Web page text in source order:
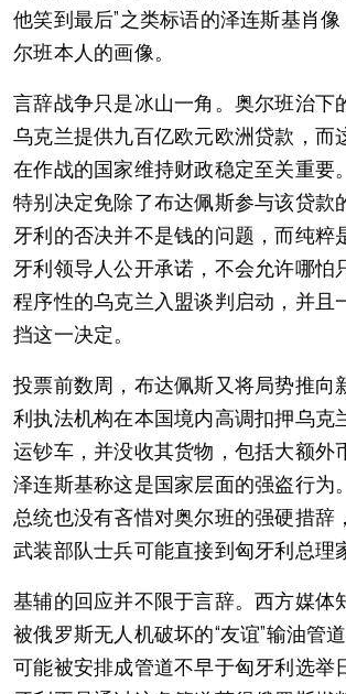
他笑到最后”之类标语的泽连斯基肖
尔班本人的画像。
言辞战争只是冰山一角。奥尔班治下
乌克兰提供九百亿欧元欧洲贷款，而
在作战的国家维持财政稳定至关重要
特别决定免除了布达佩斯参与该贷款
牙利的否决并不是钱的问题，而纯粹
牙利领导人公开承诺，不会允许哪怕
程序性的乌克兰入盟谈判启动，并且
挡这一决定。
投票前数周，布达佩斯又将局势推向
利执法机构在本国境内高调扣押乌克
运钞车，并没收其货物，包括大额外
泽连斯基称这是国家层面的强盗行为
总统也没有吝惜对奥尔班的强硬措辞
武装部队士兵可能直接到匈牙利总理
基辅的回应并不限于言辞。西方媒体
被俄罗斯无人机破坏的“友谊”输油管
可能被安排成管道不早于匈牙利选举